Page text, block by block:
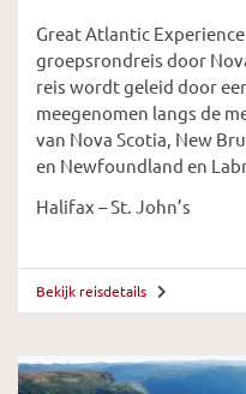
GreatAtlantic Experience
groepsrondreis door
reis wordt geleid door
meegenomen langs de
van Nova Scotia, New
en Newfoundland en
Halifax – St. John’s
Bekijk reisdetails